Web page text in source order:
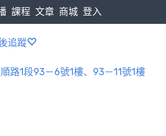
課程 文章 商城 登入
追蹤
路1段93－6號1樓、93－11號1樓